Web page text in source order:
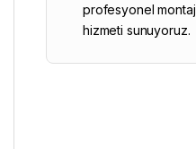
profesyonel
hizmeti sunuyoruz.